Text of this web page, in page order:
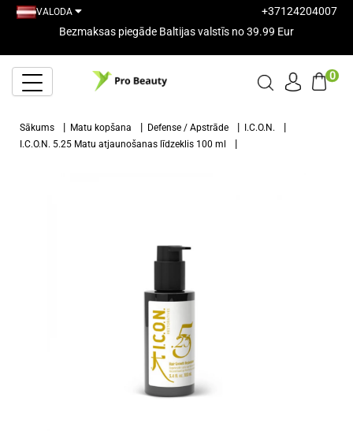
VALODA
+37124204007
Bezmaksas piegāde Baltijas valstīs no 39.99 Eur
0
Sākums Matu kopšana Defense / Apstrāde
I.C.O.N.
I.C.O.N. 5.25 Matu atjaunošanas līdzeklis 100 ml